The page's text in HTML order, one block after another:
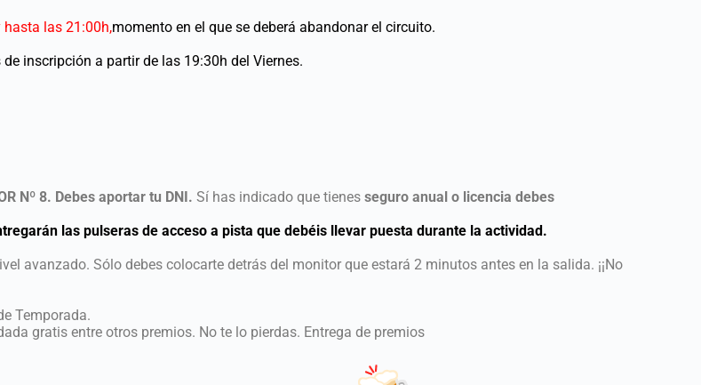
hasta las 21:00h,momento en el que se deberá abandonar el circuito.
inscripción a partir de las 19:30h del Viernes.
Nº 8. Debes aportar tu DNI.Sí has indicado que tienesseguro anual o licencia debes
las pulseras de acceso a pista que debéis llevar puesta durante la actividad.
avanzado. Sólo debes colocarte detrás del monitor que estará 2 minutos antes en la salida. ¡¡No
Temporada.
gratis entre otros premios. No te lo pierdas. Entrega de premios